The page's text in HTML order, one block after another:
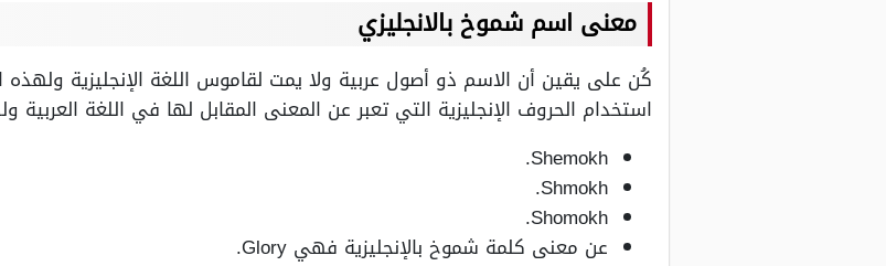
معنى اسم شموخ بالانجليزي
كُن على يقين أن الاسم ذو أصول عربية ولا يمت لقاموس اللغة الإنجليزية
استخدام الحروف الإنجليزية التي تعبر عن المعنى المقابل لها في اللغة
Shemokh.
Shmokh.
Shomokh.
عن معنى كلمة شموخ بالإنجليزية فهي Glory.